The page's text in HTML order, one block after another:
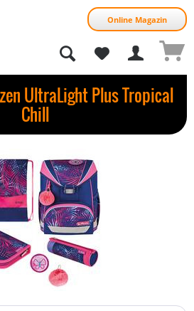
Online Magazin
UltraLight Plus Tropical
Chill